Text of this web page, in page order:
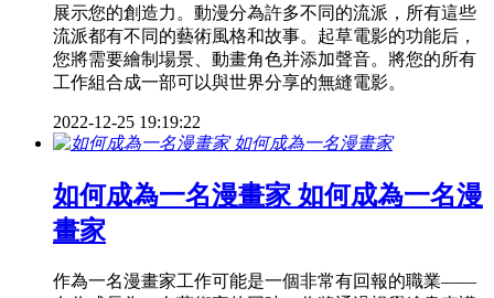
展示您的創造力。動漫分為許多不同的流派，所有這些
流派都有不同的藝術風格和故事。起草電影的功能后，
您將需要繪制場景、動畫角色并添加聲音。將您的所有
工作組合成一部可以與世界分享的無縫電影。
2022-12-25 19:19:22
如何成為一名漫畫家 如何成為一名漫
畫家
作為一名漫畫家工作可能是一個非常有回報的職業——